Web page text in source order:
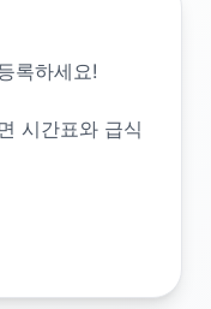
록하세요!
시간표와 급식